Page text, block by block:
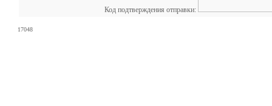
Код подтверждения отправки:
17048